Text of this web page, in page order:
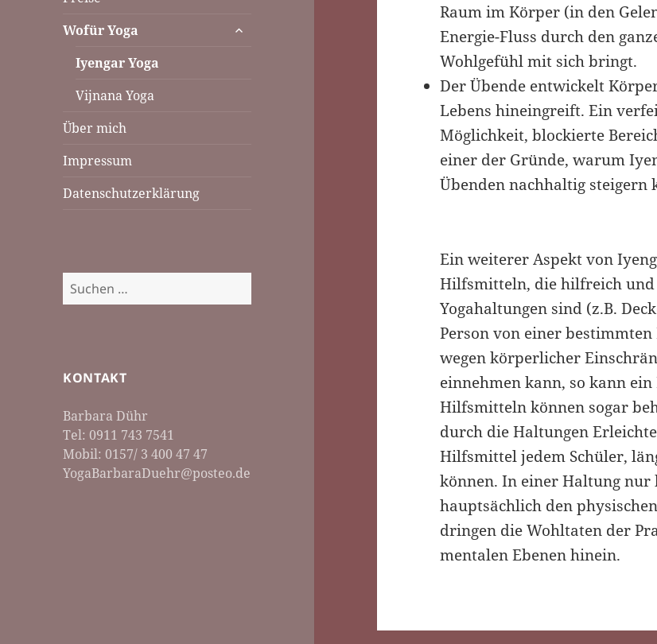
Wofür Yoga
untermenü
Iyengar Yoga
Vijnana Yoga
Über mich
Impressum
Datenschutzerklärung
Suchen
nach:
KONTAKT
Barbara Dühr
Tel: 0911 743 7541
Mobil: 0157/ 3 400 47 47
YogaBarbaraDuehr@posteo.de
Raum im Körper (in den
Energie-Fluss durch den
Wohlgefühl mit sich bringt.
Der Übende entwickelt
Lebens hineingreift. Ein
Möglichkeit, blockierte
einer der Gründe, warum
Übenden nachhaltig steigern
Ein weiterer Aspekt von
Hilfsmitteln, die hilfreich
Yogahaltungen sind (z.B.
Person von einer
wegen körperlicher
einnehmen kann, so kann
Hilfsmitteln können sogar
durch die Haltungen
Hilfsmittel jedem Schüler,
können. In einer Haltung
hauptsächlich den
dringen die Wohltaten der
mentalen Ebenen hinein.